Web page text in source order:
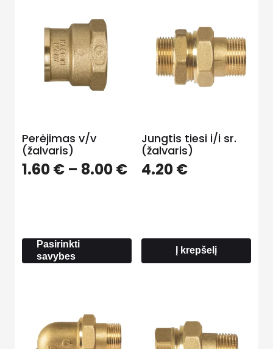
Perėjimas v/v
(žalvaris)
1.60€ – 8.00€Price
Pasirinkti
savybes
Jungtis tiesi i/i sr.
(žalvaris)
4.20€
Į krepšelį